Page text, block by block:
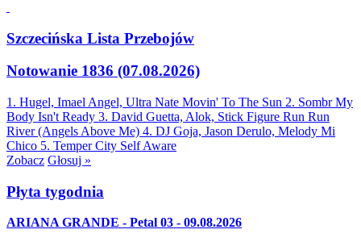
Szczecińska Lista Przebojów
Notowanie 1836 (07.08.2026)
1. Hugel, Imael Angel, Ultra Nate Movin' To The Sun 2. Sombr My
Body Isn't Ready 3. David Guetta, Alok, Stick Figure Run Run
River (Angels Above Me) 4. DJ Goja, Jason Derulo, Melody Mi
Chico 5. Temper City Self Aware
Zobacz Głosuj »
Płyta tygodnia
ARIANA GRANDE - Petal 03 - 09.08.2026